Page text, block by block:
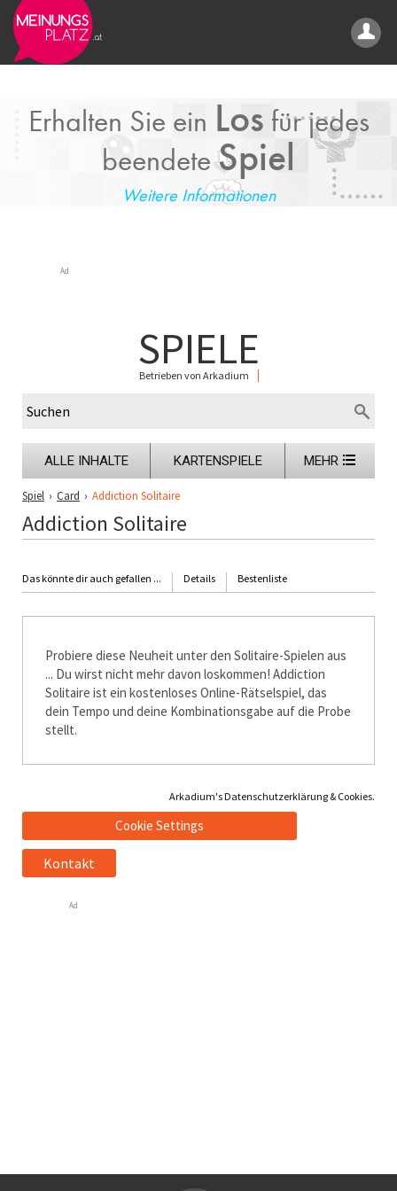
Erhalten Sie ein Los für jedes
beendeteSpiel
Weitere Informationen
Ad
SPIELE
Betrieben von Arkadium
ALLE INHALTE KARTENSPIELE MEHR
Spiel › Card › Addiction Solitaire
Addiction Solitaire
Das könnte dir auch gefallen ... Details Bestenliste
Probiere diese Neuheit unter den Solitaire-Spielen aus
... Du wirst nicht mehr davon loskommen! Addiction
Solitaire ist ein kostenloses Online-Rätselspiel, das
dein Tempo und deine Kombinationsgabe auf die Probe
stellt.
Arkadium's Datenschutzerklärung & Cookies.
Cookie Settings
Kontakt
Ad